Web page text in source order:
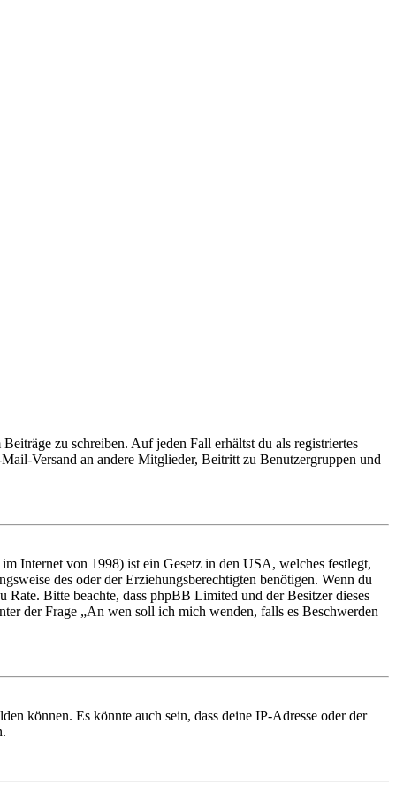
zu schreiben. Auf jeden Fall erhältst du als registriertes
Versand an andere Mitglieder, Beitritt zu Benutzergruppen und
Internet von 1998) ist ein Gesetz in den USA, welches festlegt,
des oder der Erziehungsberechtigten benötigen. Wenn du
Bitte beachte, dass phpBB Limited und der Besitzer dieses
der Frage „An wen soll ich mich wenden, falls es Beschwerden
können. Es könnte auch sein, dass deine IP-Adresse oder der